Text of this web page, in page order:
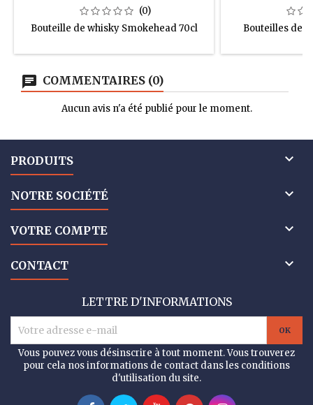
(0)
Bouteille de whisky Smokehead 70cl
Bouteilles de
COMMENTAIRES (0)
Aucun avis n'a été publié pour le moment.
PRODUITS 
NOTRE SOCIÉTÉ 
VOTRE COMPTE 
CONTACT 
LETTRE D'INFORMATIONS
Vous pouvez vous désinscrire à tout moment. Vous trouverez
pour cela nos informations de contact dans les conditions
d'utilisation du site.